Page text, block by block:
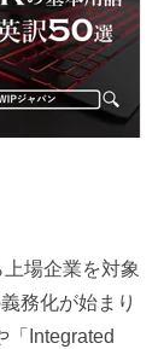
場企業を対象
務化が始まり
「Integrated